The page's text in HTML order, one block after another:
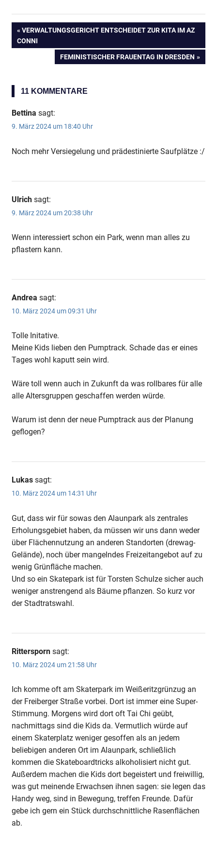
Beitragsnavigation
VORHERIGER
BEITRAG:
VERWALTUNGSGERICHT ENTSCHEIDET ZUR KITA IM AZ
CONNI
NÄCHSTER
FEMINISTISCHER FRAUENTAG IN DRESDEN
11 KOMMENTARE
Bettina sagt:
9. März 2024 um 18:40 Uhr
Noch mehr Versiegelung und prädestinierte Saufplätze :/
Ulrich sagt:
9. März 2024 um 20:38 Uhr
Wenn interessiert schon ein Park, wenn man alles zu
pflastern kann.
Andrea sagt:
10. März 2024 um 09:31 Uhr
Tolle Initative.
Meine Kids lieben den Pumptrack. Schade das er eines
Tages wohl kaputt sein wird.
Wäre toll wenn auch in Zukunft da was rollbares für alle
alle Altersgruppen geschaffen werden würde.
Warum ist denn der neue Pumptrack aus der Planung
geflogen?
Lukas sagt:
10. März 2024 um 14:31 Uhr
Gut, dass wir für sowas den Alaunpark als zentrales
Erholungsgebiet haben, da müssen wir uns dann weder
über Flächennutzung an anderen Standorten (drewag-
Gelände), noch über mangelndes Freizeitangebot auf zu
wenig Grünfläche machen.
Und so ein Skatepark ist für Torsten Schulze sicher auch
weniger anstrengend als Bäume pflanzen. So kurz vor
der Stadtratswahl.
Rittersporn sagt:
10. März 2024 um 21:58 Uhr
Ich komme oft am Skaterpark im Weißeritzgrünzug an
der Freiberger Straße vorbei. Dort ist immer eine Super-
Stimmung. Morgens wird dort oft Tai Chi geübt,
nachmittags sind die Kids da. Vermutlich würde auf
einem Skaterplatz weniger gesoffen als an jedem
beliebigen anderen Ort im Alaunpark, schließlich
kommen die Skateboardtricks alkoholisiert nicht gut.
Außerdem machen die Kids dort begeistert und freiwillig,
was gut meinende Erwachsen ihnen sagen: sie legen das
Handy weg, sind in Bewegung, treffen Freunde. Dafür
gebe ich gern ein Stück durchschnittliche Rasenflächen
ab.